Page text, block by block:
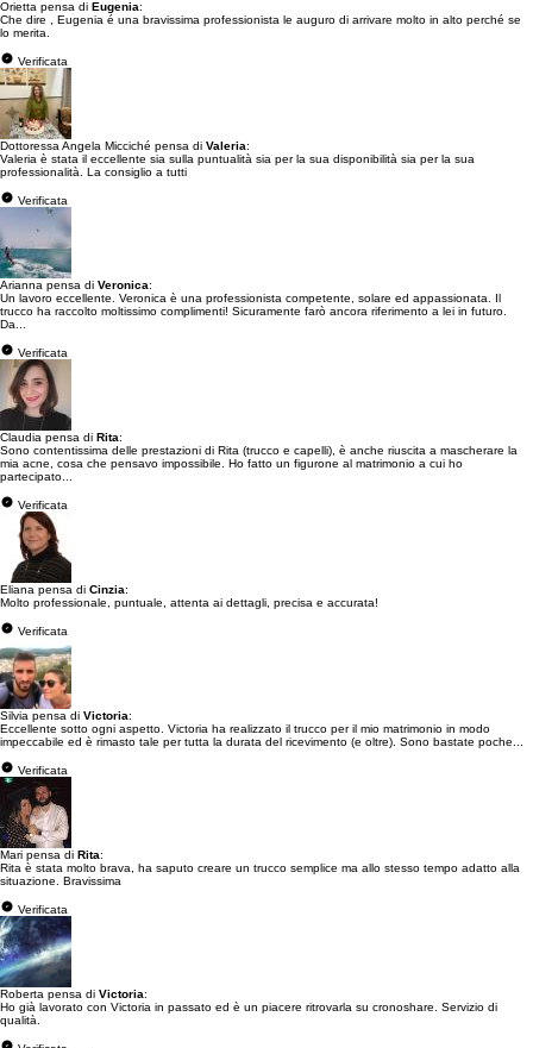
Orietta pensa di Eugenia:
Che dire , Eugenia é una bravissima professionista le auguro di arrivare molto in alto perché se
lo merita.
Verificata
Dottoressa Angela Micciché pensa di Valeria:
Valeria è stata il eccellente sia sulla puntualità sia per la sua disponibilità sia per la sua
professionalità. La consiglio a tutti
Verificata
Arianna pensa di Veronica:
Un lavoro eccellente. Veronica è una professionista competente, solare ed appassionata. Il
trucco ha raccolto moltissimo complimenti! Sicuramente farò ancora riferimento a lei in futuro.
Da...
Verificata
Claudia pensa di Rita:
Sono contentissima delle prestazioni di Rita (trucco e capelli), è anche riuscita a mascherare la
mia acne, cosa che pensavo impossibile. Ho fatto un figurone al matrimonio a cui ho
partecipato...
Verificata
Eliana pensa di Cinzia:
Molto professionale, puntuale, attenta ai dettagli, precisa e accurata!
Verificata
Silvia pensa di Victoria:
Eccellente sotto ogni aspetto. Victoria ha realizzato il trucco per il mio matrimonio in modo
impeccabile ed è rimasto tale per tutta la durata del ricevimento (e oltre). Sono bastate poche...
Verificata
Mari pensa di Rita:
Rita è stata molto brava, ha saputo creare un trucco semplice ma allo stesso tempo adatto alla
situazione. Bravissima
Verificata
Roberta pensa di Victoria:
Ho già lavorato con Victoria in passato ed è un piacere ritrovarla su cronoshare. Servizio di
qualità.